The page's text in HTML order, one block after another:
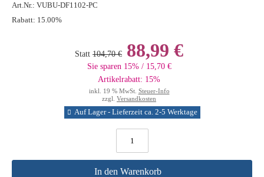
Art.Nr.: VUBU-DF1102-PC
Rabatt: 15.00%
Statt 104,70 € 88,99 €
Sie sparen 15% / 15,70 €
Artikelrabatt: 15%
inkl. 19 % MwSt. Steuer-Info
zzgl. Versandkosten
Auf Lager - Lieferzeit ca. 2-5 Werktage
In den Warenkorb